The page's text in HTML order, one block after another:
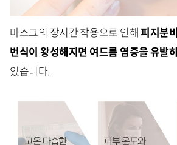
마스크의 장시간 착용으로 인해피지분
번식이 왕성해지면 여드름 염증을 유발
있습니다.